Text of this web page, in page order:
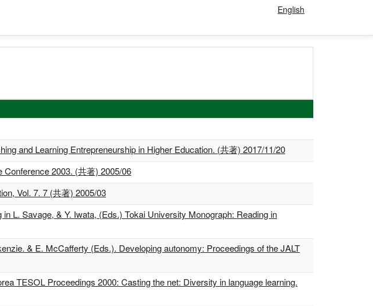
English
and Learning Entrepreneurship in Higher Education. (共著) 2017/11/20
2003. (共著) 2005/06
Vol. 7. 7 (共著) 2005/03
L. Savage, & Y. Iwata, (Eds.) Tokai University Monograph: Reading in
& E. McCafferty (Eds.). Developing autonomy: Proceedings of the JALT
TESOL Proceedings 2000: Casting the net: Diversity in language learning.